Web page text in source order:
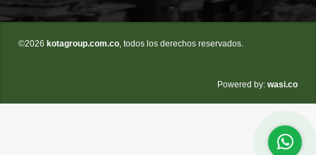
©2026 kotagroup.com.co, todos los derechos reservados.
Powered by: wasi.co